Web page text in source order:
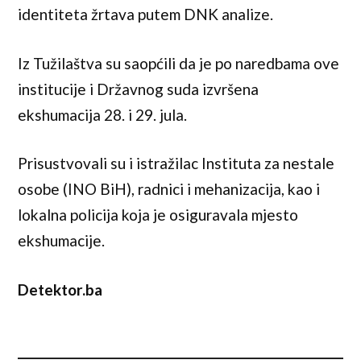
identiteta žrtava putem DNK analize.
Iz Tužilaštva su saopćili da je po naredbama ove
institucije i Državnog suda izvršena
ekshumacija 28. i 29. jula.
Prisustvovali su i istražilac Instituta za nestale
osobe (INO BiH), radnici i mehanizacija, kao i
lokalna policija koja je osiguravala mjesto
ekshumacije.
Detektor.ba